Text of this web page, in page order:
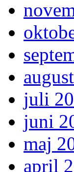
juli
juni
maj
april